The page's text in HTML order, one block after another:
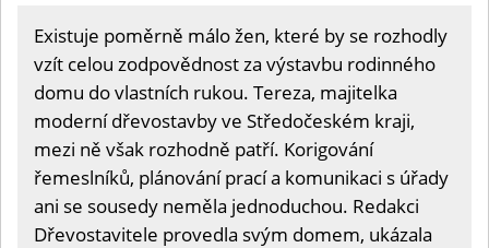
Existuje poměrně málo žen, které by se rozhodly
vzít celou zodpovědnost za výstavbu rodinného
domu do vlastních rukou. Tereza, majitelka
moderní dřevostavby ve Středočeském kraji,
mezi ně však rozhodně patří. Korigování
řemeslníků, plánování prací a komunikaci s úřady
ani se sousedy neměla jednoduchou. Redakci
Dřevostavitele provedla svým domem, ukázala